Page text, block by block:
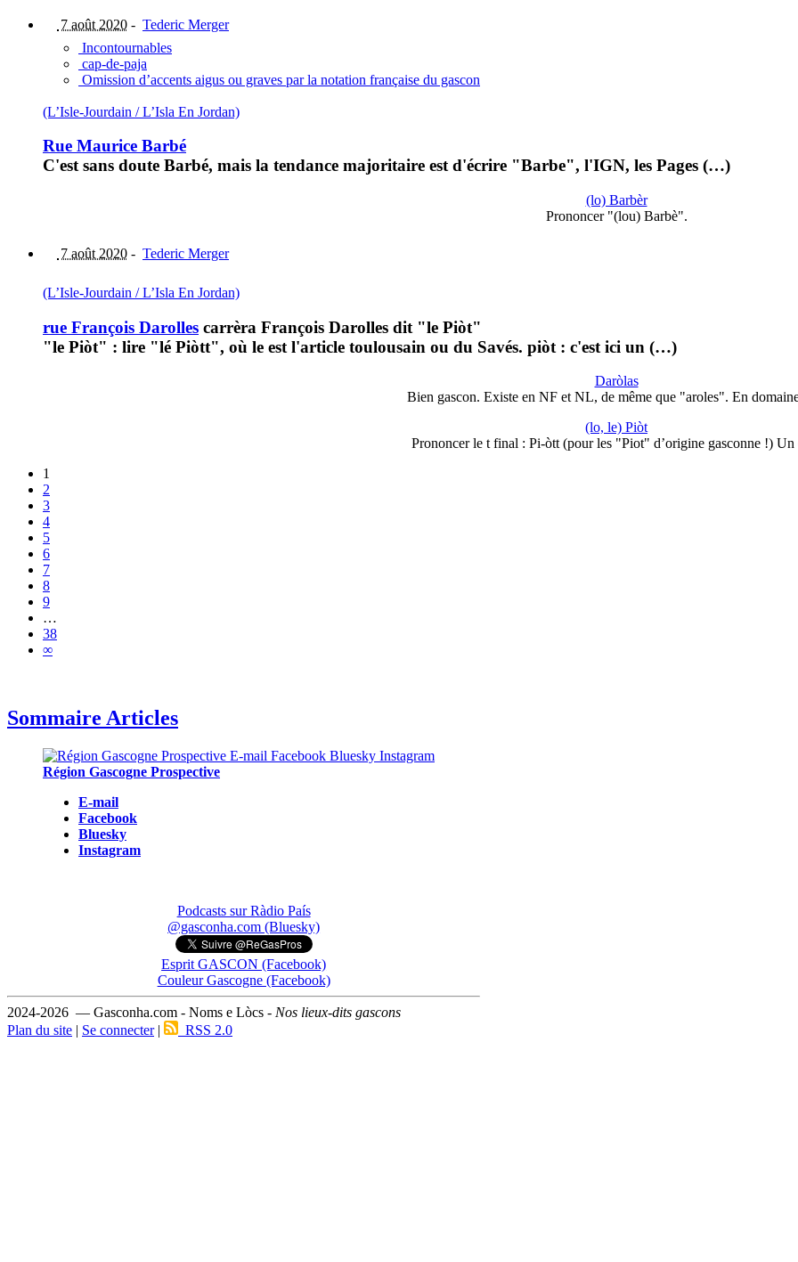
7 août 2020 - Tederic Merger
Incontournables
cap-de-paja
Omission d’accents aigus ou graves par la notation française du gascon
(L’Isle-Jourdain / L’Isla En Jordan)
Rue Maurice Barbé
C'est sans doute Barbé, mais la tendance majoritaire est d'écrire "Barbe", l'IGN, les Pages (…)
(lo) Barbèr
Prononcer "(lou) Barbè".
7 août 2020 - Tederic Merger
(L’Isle-Jourdain / L’Isla En Jordan)
rue François Darolles carrèra François Darolles dit "le Piòt"
"le Piòt" : lire "lé Piòtt", où le est l'article toulousain ou du Savés. piòt : c'est ici un (…)
Daròlas
Bien gascon. Existe en NF et NL, de même que "aroles". En
(lo, le) Piòt
Prononcer le t final : Pi-òtt (pour les "Piot" d’origine gasconne !)
1
2
3
4
5
6
7
8
9
…
38
∞
Sommaire Articles
Région Gascogne Prospective
E-mail
Facebook
Bluesky
Instagram
Podcasts sur Ràdio País
@gasconha.com (Bluesky)
Esprit GASCON (Facebook)
Couleur Gascogne (Facebook)
2024-2026 — Gasconha.com - Noms e Lòcs - Nos lieux-dits gascons
Plan du site | Se connecter| RSS 2.0